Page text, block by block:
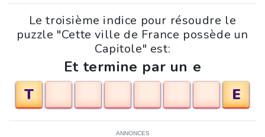
Le troisième indice pour résoudre le
puzzle "Cette ville de France possède un
Capitole" est:
Et termine par un e
T
E
ANNONCES